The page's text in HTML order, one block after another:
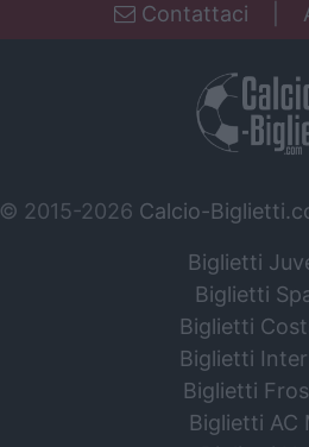
Contattaci
© 2015-2026 Calcio-
Biglietti
Biglietti
Biglietti
Biglietti
Biglietti
Biglietti AC